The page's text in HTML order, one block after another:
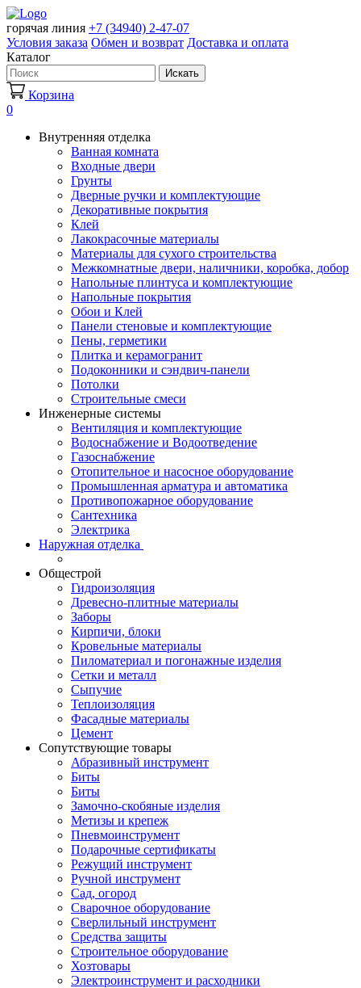
горячая линия +7 (34940) 2-47-07
Условия заказа Обмен и возврат Доставка и оплата
Каталог
Искать
Корзина
0
Внутренняя отделка
Ванная комната
Входные двери
Грунты
Дверные ручки и комплектующие
Декоративные покрытия
Клей
Лакокрасочные материалы
Материалы для сухого строительства
Межкомнатные двери, наличники, коробка, добор
Напольные плинтуса и комплектующие
Напольные покрытия
Обои и Клей
Панели стеновые и комплектующие
Пены, герметики
Плитка и керамогранит
Подоконники и сэндвич-панели
Потолки
Строительные смеси
Инженерные системы
Вентиляция и комплектующие
Водоснабжение и Водоотведение
Газоснабжение
Отопительное и насосное оборудование
Промышленная арматура и автоматика
Противопожарное оборудование
Сантехника
Электрика
Наружная отделка
Общестрой
Гидроизоляция
Древесно-плитные материалы
Заборы
Кирпичи, блоки
Кровельные материалы
Пиломатериал и погонажные изделия
Сетки и металл
Сыпучие
Теплоизоляция
Фасадные материалы
Цемент
Сопутствующие товары
Абразивный инструмент
Биты
Биты
Замочно-скобяные изделия
Метизы и крепеж
Пневмоинструмент
Подарочные сертификаты
Режущий инструмент
Ручной инструмент
Сад, огород
Сварочное оборудование
Сверлильный инструмент
Средства защиты
Строительное оборудование
Хозтовары
Электроинструмент и расходники